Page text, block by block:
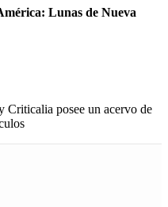
Lunas de Nueva
Criticalia posee un acervo de